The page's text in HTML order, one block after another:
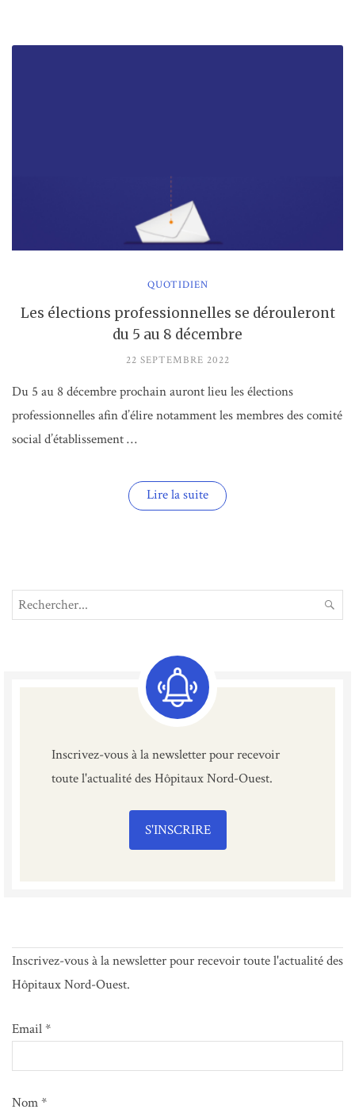
?
QUOTIDIEN
Les élections professionnelles se dérouleront
du 5 au 8 décembre
22 SEPTEMBRE 2022
Du 5 au 8 décembre prochain auront lieu les élections
professionnelles afin d’élire notamment les membres des comité
social d’établissement …
Lire la suite« Les
élections
au
décembre »
Search
for:
Inscrivez-vous à la newsletter pour recevoir
toute l'actualité des Hôpitaux Nord-Ouest.
S'INSCRIRE
Inscrivez-vous à la newsletter pour recevoir toute l'actualité des
Hôpitaux Nord-Ouest.
Email *
Nom *